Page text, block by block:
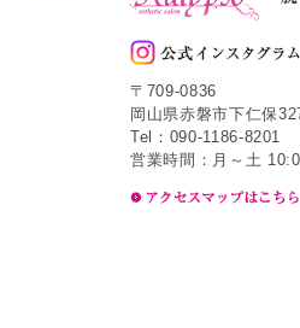
〒709-0836
岡山県赤磐市下仁保
Tel：090-1186-8201
営業時間：月～土